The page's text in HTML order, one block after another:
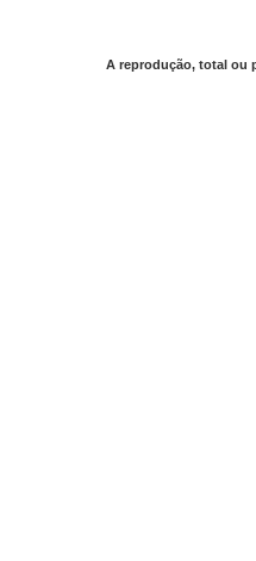
A reprodução, total ou